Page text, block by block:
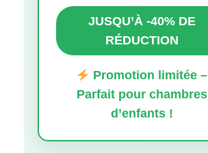
JUSQU’À -40% DE
RÉDUCTION
Promotion limitée –
Parfait pour chambres
d’enfants !